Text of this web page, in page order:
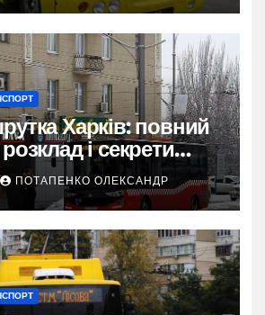
Харків: повний
і секрети
ПОТАПЕНКО ОЛЕКСАНДР